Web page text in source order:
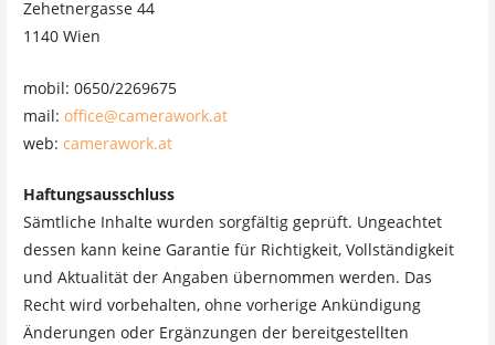
Zehetnergasse 44
1140 Wien
mobil: 0650/2269675
mail: office@camerawork.at
web: camerawork.at
Haftungsausschluss
Sämtliche Inhalte wurden sorgfältig geprüft. Ungeachtet
dessen kann keine Garantie für Richtigkeit, Vollständigkeit
und Aktualität der Angaben übernommen werden. Das
Recht wird vorbehalten, ohne vorherige Ankündigung
Änderungen oder Ergänzungen der bereitgestellten